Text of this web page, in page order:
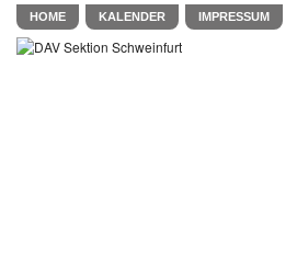
HOME KALENDER IMPRESSUM